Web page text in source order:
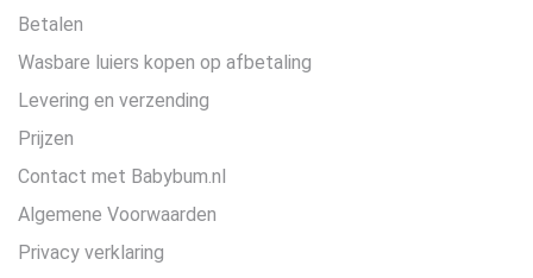
Betalen
Wasbare luiers kopen op afbetaling
Levering en verzending
Prijzen
Contact met Babybum.nl
Algemene Voorwaarden
Privacy verklaring